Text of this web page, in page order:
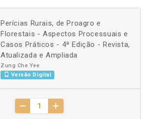
Perícias Rurais, de Proagro e
Florestais - Aspectos Processuais e
Casos Práticos - 4ª Edição - Revista,
Atualizada e Ampliada
Zung Che Yee
Versão Digital